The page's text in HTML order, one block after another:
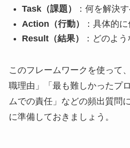
Task（課題）
：何を解決
Action（行動）
：具体的
Result（結果）
：どのよ
このフレームワークを使って
職理由」「最も難しかったプ
ムでの責任」などの頻出質問
に準備しておきましょう。